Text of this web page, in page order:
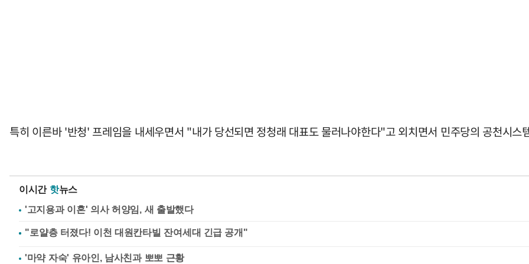
특히 이른바 '반청' 프레임을 내세우면서 "내가 당선되면 정청래 대표도 물러나야한다"고 외치면서 민주당의 공천시스
이시간 핫뉴스
'고지용과 이혼' 의사 허양임, 새 출발했다
'마약 자숙' 유아인, 남사친과 뽀뽀 근황